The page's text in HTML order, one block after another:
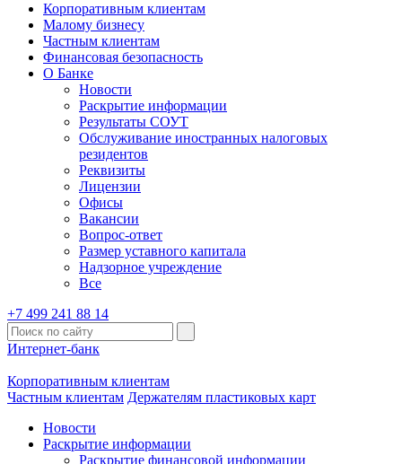
Корпоративным клиентам
Малому бизнесу
Частным клиентам
Финансовая безопасность
О Банке
Новости
Раскрытие информации
Результаты СОУТ
Обслуживание иностранных налоговых
резидентов
Реквизиты
Лицензии
Офисы
Вакансии
Вопрос-ответ
Размер уставного капитала
Надзорное учреждение
Все
+7 499 241 88 14
Интернет-банк
Корпоративным клиентам
Частным клиентам Держателям пластиковых карт
Новости
Раскрытие информации
Раскрытие финансовой информации